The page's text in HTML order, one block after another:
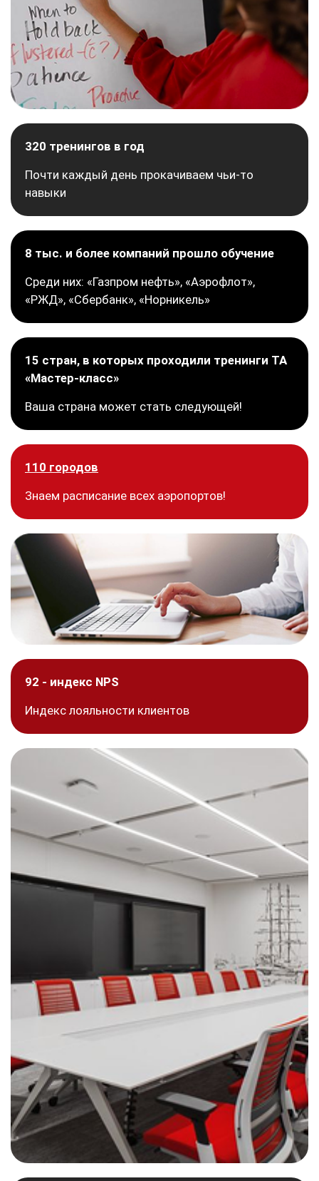
320 тренингов в год
Почти каждый день прокачиваем чьи-то
навыки
8 тыс. и более компаний прошло обучение
Среди них: «Газпром нефть», «Аэрофлот»,
«РЖД», «Сбербанк», «Норникель»
15 стран, в которых проходили тренинги ТА
«Мастер-класс»
Ваша страна может стать следующей!
110 городов
Знаем расписание всех аэропортов!
92 - индекс NPS
Индекс лояльности клиентов